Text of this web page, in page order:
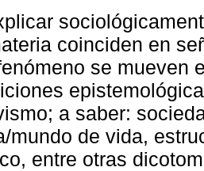
coinciden en
se mueven
a saber:
mundo de vida,
entre otras